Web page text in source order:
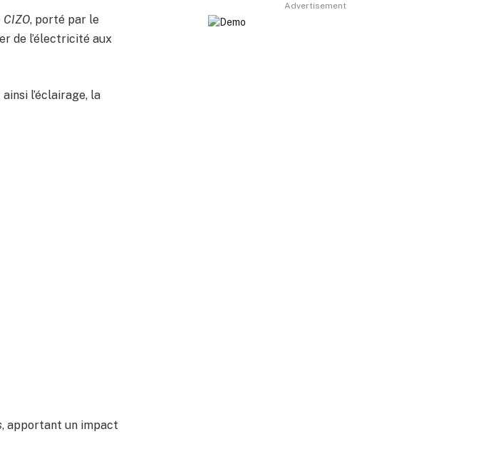
, porté par le
de l’électricité aux
l’éclairage, la
, apportant un impact
Advertisement